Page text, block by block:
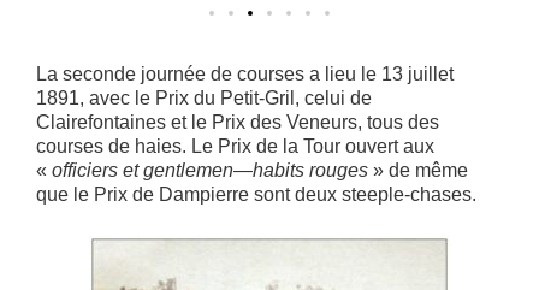
La seconde journée de courses a lieu le 13 juillet
1891, avec le Prix du Petit-Gril, celui de
Clairefontaines et le Prix des Veneurs, tous des
courses de haies. Le Prix de la Tour ouvert aux
« officiers et gentlemen—habits rouges » de même
que le Prix de Dampierre sont deux steeple-chases.